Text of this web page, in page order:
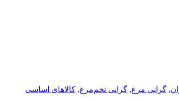
, گرانی مرغ, گرانی‌ تخم‌مرغ, کالاهای اساسی